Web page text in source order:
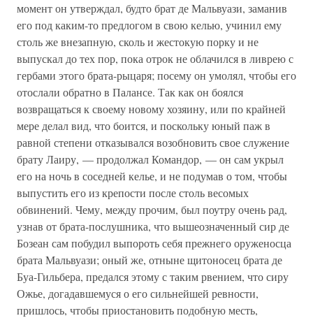
момент он утверждал, будто брат де Мальвуази, заманив
его под каким-то предлогом в свою келью, учинил ему
столь же внезапную, сколь и жестокую порку и не
выпускал до тех пор, пока отрок не облачился в ливрею с
гербами этого брата-рыцаря; посему он умолял, чтобы его
отослали обратно в Палансе. Так как он боялся
возвращаться к своему новому хозяину, или по крайней
мере делал вид, что боится, и поскольку юный паж в
равной степени отказывался возобновить свое служение
брату Лаиру, — продолжал Командор, — он сам укрыл
его на ночь в соседней келье, и не подумав о том, чтобы
выпустить его из крепости после столь весомых
обвинений. Чему, между прочим, был поутру очень рад,
узнав от брата-послушника, что вышеозначенный сир де
Бозеан сам побудил выпороть себя прежнего оруженосца
брата Мальвуази; оный же, отныне щитоносец брата де
Буа-Гильбера, предался этому с таким рвением, что сиру
Ожье, догадавшемуся о его сильнейшей ревности,
пришлось, чтобы приостановить подобную месть,